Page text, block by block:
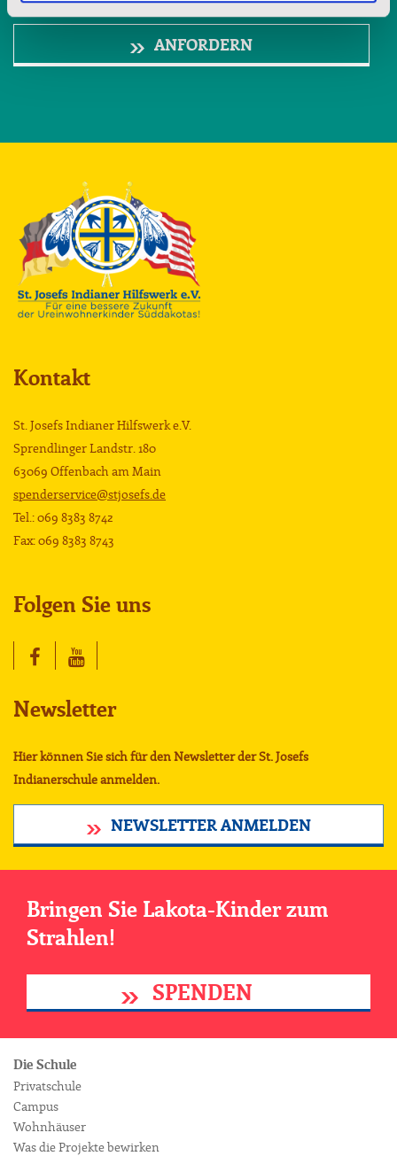
unsere Arbeit und die Möglichkeit uns durch Spenden zu unterstützen.
ANFORDERN
Kontakt
St. Josefs Indianer Hilfswerk e.V.
Sprendlinger Landstr. 180
63069 Offenbach am Main
spenderservice@stjosefs.de
Tel.: 069 8383 8742
Fax: 069 8383 8743
Folgen Sie uns
Newsletter
Hier können Sie sich für den Newsletter der St. Josefs
Indianerschule anmelden.
NEWSLETTER ANMELDEN
Bringen Sie Lakota-Kinder zum
Strahlen!
SPENDEN
Die Schule
Privatschule
Campus
Wohnhäuser
Was die Projekte bewirken